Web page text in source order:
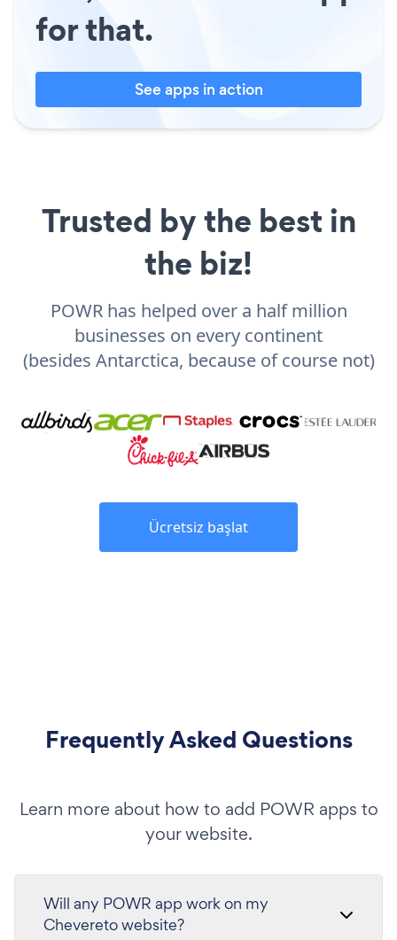
for that.
See apps in action
Trusted by the best in
the biz!
POWR has helped over a half million
businesses on every continent
(besides Antarctica, because of course not)
Ücretsiz başlat
Frequently Asked Questions
Learn more about how to add POWR apps to
your website.
Will any POWR app work on my
Chevereto website?